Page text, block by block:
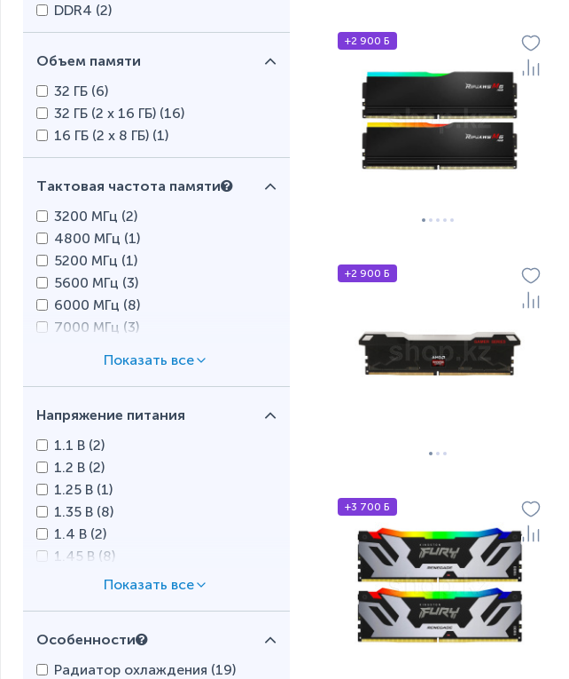
DDR4 (2)
Объем памяти
32 ГБ (6)
32 ГБ (2 x 16 ГБ) (16)
16 ГБ (2 x 8 ГБ) (1)
Тактовая частота памяти
3200 МГц (2)
4800 МГц (1)
5200 МГц (1)
5600 МГц (3)
6000 МГц (8)
7000 МГц (3)
Напряжение питания
1.1 В (2)
1.2 В (2)
1.25 В (1)
1.35 В (8)
1.4 В (2)
1.45 В (8)
Особенности
Радиатор охлаждения (19)
+2 900 Б
+2 900 Б
+3 700 Б